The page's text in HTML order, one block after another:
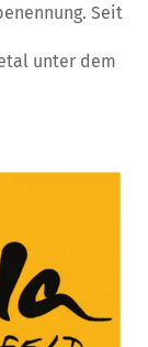
Seit
unter dem